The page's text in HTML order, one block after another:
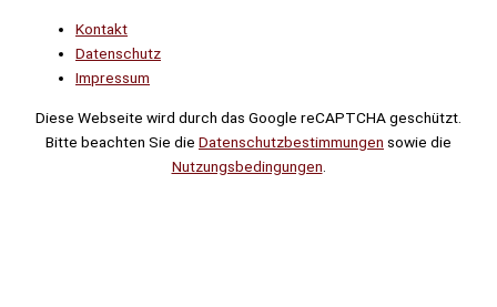
Kontakt
Datenschutz
Impressum
Diese Webseite wird durch das Google reCAPTCHA geschützt.
Bitte beachten Sie die Datenschutzbestimmungen sowie die
Nutzungsbedingungen